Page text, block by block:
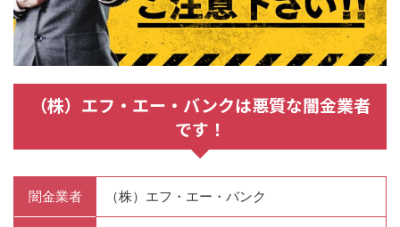
（株）エフ・エー・バンクは悪質な闇金業者
です！
闇金業者 （株）エフ・エー・バンク